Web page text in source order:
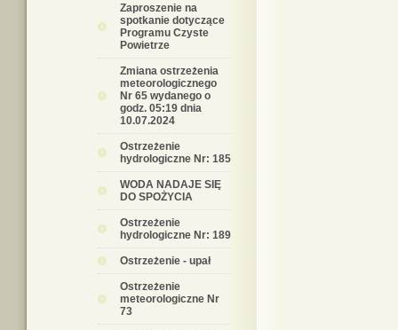
Zaproszenie na
spotkanie dotyczące
Programu Czyste
Powietrze
Zmiana ostrzeżenia
meteorologicznego
Nr 65 wydanego o
godz. 05:19 dnia
10.07.2024
Ostrzeżenie
hydrologiczne Nr: 185
WODA NADAJE SIĘ
DO SPOŻYCIA
Ostrzeżenie
hydrologiczne Nr: 189
Ostrzeżenie - upał
Ostrzeżenie
meteorologiczne Nr
73